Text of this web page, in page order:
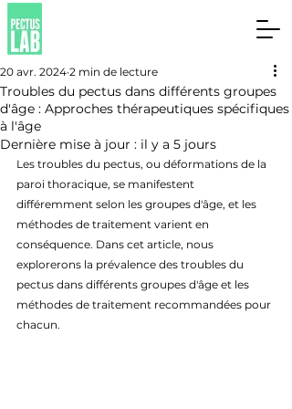
Troubles du pectus dans différents groupes
d'âge : Approches thérapeutiques spécifiques
à l'âge
20 avr. 2024 2 min de lecture
Dernière mise à jour : il y a 5 jours
Les troubles du pectus, ou déformations de la
paroi thoracique, se manifestent
différemment selon les groupes d'âge, et les
méthodes de traitement varient en
conséquence. Dans cet article, nous
explorerons la prévalence des troubles du
pectus dans différents groupes d'âge et les
méthodes de traitement recommandées pour
chacun.